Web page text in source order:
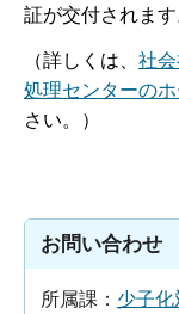
証が交付されます
（詳しくは、 社
処理センターの
さい。）
お問い合わせ
所属課： 少子